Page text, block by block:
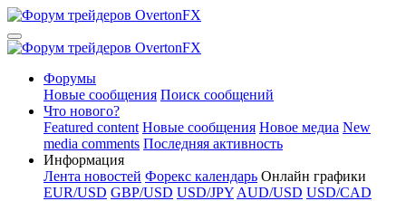
Форумы
Новые сообщения Поиск сообщений
Что нового?
Featured content Новые сообщения Новое медиа New
media comments Последняя активность
Информация
Лента новостей Форекс календарь Онлайн графики
EUR/USD GBP/USD USD/JPY AUD/USD USD/CAD